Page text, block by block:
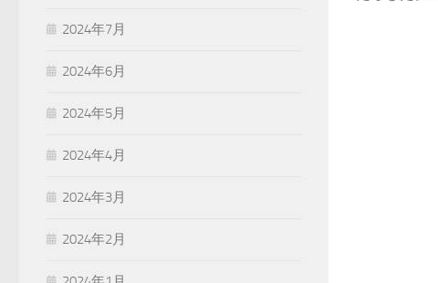
2024年7月
2024年6月
2024年5月
2024年4月
2024年3月
2024年2月